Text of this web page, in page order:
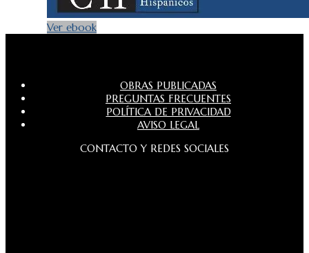
Ver ebook
OBRAS PUBLICADAS
PREGUNTAS FRECUENTES
POLÍTICA DE PRIVACIDAD
AVISO LEGAL
CONTACTO Y REDES SOCIALES